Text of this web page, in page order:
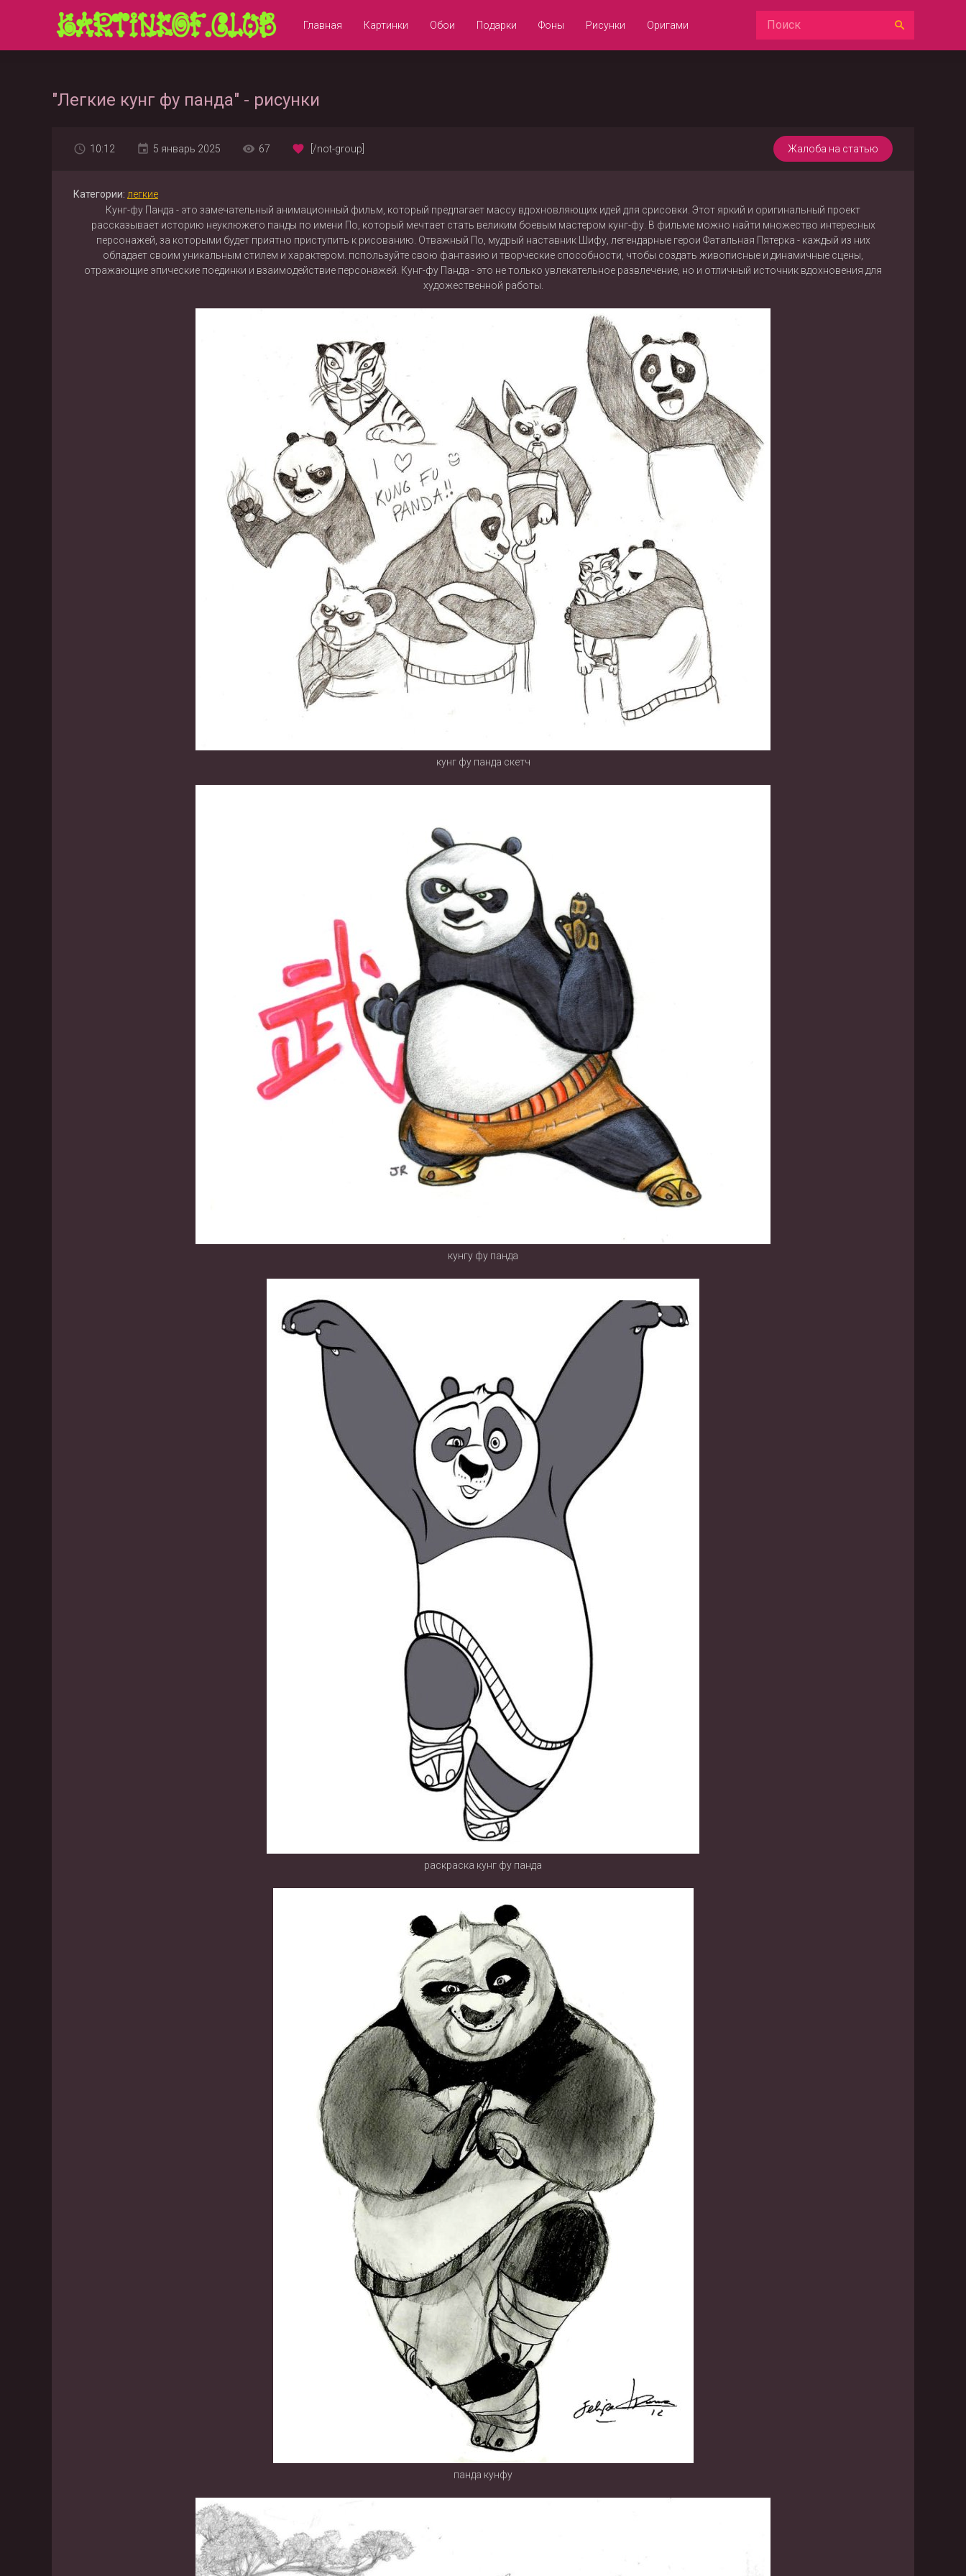
Главная Картинки Обои Подарки Фоны Рисунки Оригами
"Легкие кунг фу панда" - рисунки
Жалоба на статью
10:12 5 январь 2025 67 [/not-group]
Категории: легкие
Кунг-фу Панда - это замечательный анимационный фильм, который предлагает массу вдохновляющих идей для срисовки. Этот яркий и оригинальный проект
рассказывает историю неуклюжего панды по имени По, который мечтает стать великим боевым мастером кунг-фу. В фильме можно найти множество интересных
персонажей, за которыми будет приятно приступить к рисованию. Отважный По, мудрый наставник Шифу, легендарные герои Фатальная Пятерка - каждый из них
обладает своим уникальным стилем и характером. пспользуйте свою фантазию и творческие способности, чтобы создать живописные и динамичные сцены,
отражающие эпические поединки и взаимодействие персонажей. Кунг-фу Панда - это не только увлекательное развлечение, но и отличный источник вдохновения для
художественной работы.
кунг фу панда скетч
кунгу фу панда
раскраска кунг фу панда
панда кунфу